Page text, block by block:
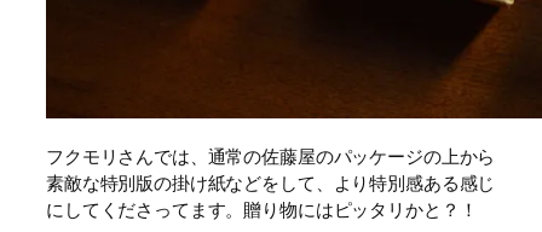
フクモリさんでは、通常の佐藤屋のパッケージの上から
素敵な特別版の掛け紙などをして、より特別感ある感じ
にしてくださってます。贈り物にはピッタリかと？！